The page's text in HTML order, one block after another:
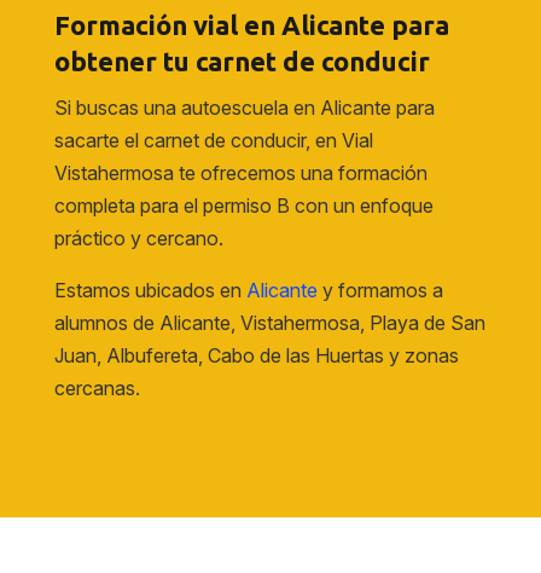
Formación vial en Alicante para
obtener tu carnet de conducir
Si buscas una autoescuela en Alicante para
sacarte el carnet de conducir, en Vial
Vistahermosa te ofrecemos una formación
completa para el permiso B con un enfoque
práctico y cercano.
Estamos ubicados en Alicante y formamos a
alumnos de Alicante, Vistahermosa, Playa de San
Juan, Albufereta, Cabo de las Huertas y zonas
cercanas.